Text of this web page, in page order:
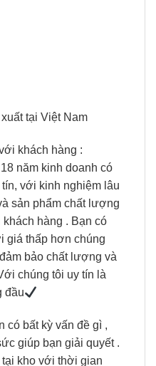
tại Việt Nam
khách hàng :
năm kinh doanh có
với kinh nghiệm lâu
sản phẩm chất lượng
hàng . Bạn có
giá thấp hơn chúng
bảo chất lượng và
chúng tôi uy tín là
đầu
có bất kỳ vấn đề gì ,
giúp bạn giải quyết .
tại kho với thời gian